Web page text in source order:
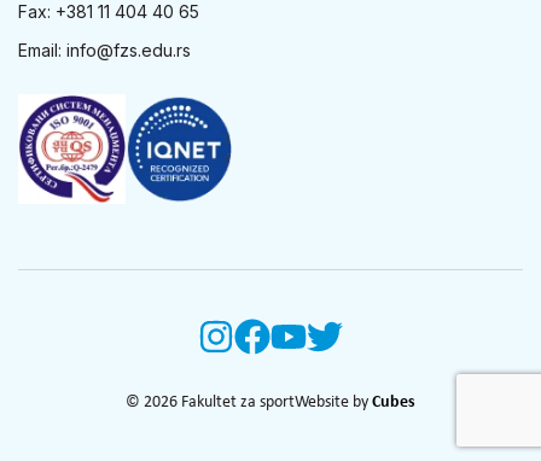
Fax: +381 11 404 40 65
Email: info@fzs.edu.rs
© 2026 Fakultet za sportWebsite by Cubes